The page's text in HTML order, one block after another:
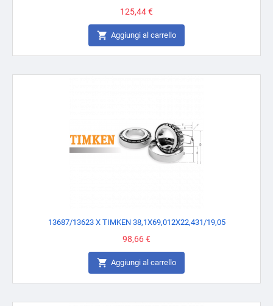
Prezzo
125,44 €
 Aggiungi al carrello
13687/13623 X TIMKEN 38,1X69,012X22,431/19,05
Prezzo
98,66 €
 Aggiungi al carrello